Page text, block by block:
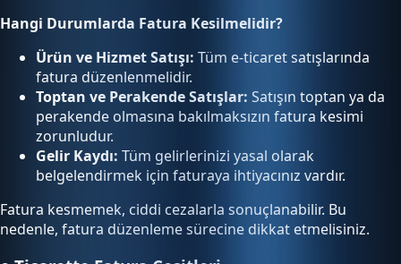
Hangi Durumlarda Fatura Kesilmelidir?
Ürün ve Hizmet Satışı: Tüm e-ticaret satışlarında
fatura düzenlenmelidir.
Toptan ve Perakende Satışlar: Satışın toptan ya da
perakende olmasına bakılmaksızın fatura kesimi
zorunludur.
Gelir Kaydı: Tüm gelirlerinizi yasal olarak
belgelendirmek için faturaya ihtiyacınız vardır.
Fatura kesmemek, ciddi cezalarla sonuçlanabilir. Bu
nedenle, fatura düzenleme sürecine dikkat etmelisiniz.